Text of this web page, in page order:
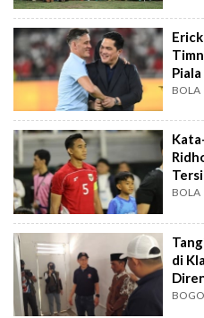
Out?
BOLA
BOLA
di